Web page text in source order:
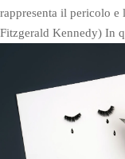
rappresenta il pericolo e
Fitzgerald Kennedy) In